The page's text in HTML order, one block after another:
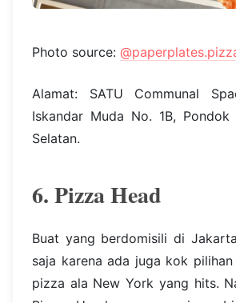
Photo source:
Alamat: SATU Communal
Iskandar Muda No. 1B, Pondok
Selatan.
6. Pizza Head
Buat yang berdomisili di
saja karena ada juga kok
pizza ala New York yang hits.